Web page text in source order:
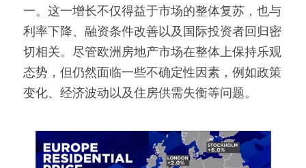
一。这一增长不仅得益于市场的整体复苏，也与
利率下降、融资条件改善以及国际投资者回归密
切相关。尽管欧洲房地产市场在整体上保持乐观
态势，但仍然面临一些不确定性因素，例如政策
变化、经济波动以及住房供需失衡等问题。